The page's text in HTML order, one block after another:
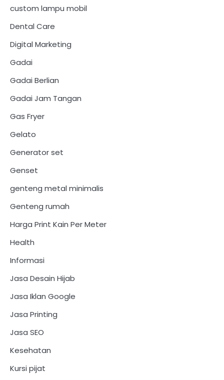
custom lampu mobil
Dental Care
Digital Marketing
Gadai
Gadai Berlian
Gadai Jam Tangan
Gas Fryer
Gelato
Generator set
Genset
genteng metal minimalis
Genteng rumah
Harga Print Kain Per Meter
Health
Informasi
Jasa Desain Hijab
Jasa Iklan Google
Jasa Printing
Jasa SEO
Kesehatan
Kursi pijat